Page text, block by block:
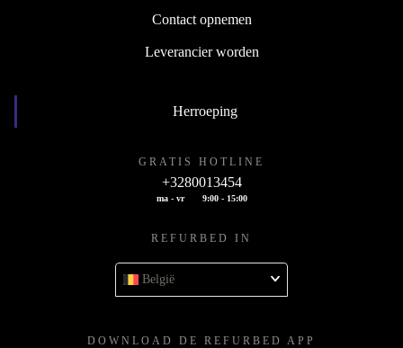
Contact opnemen
Leverancier worden
Herroeping
GRATIS HOTLINE
+3280013454
ma - vr 9:00 - 15:00
REFURBED IN
België
DOWNLOAD DE REFURBED APP